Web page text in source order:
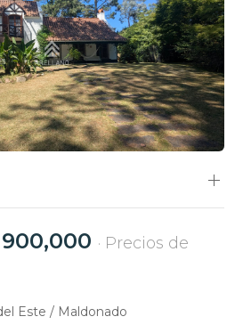
· Precios de
Este / Maldonado